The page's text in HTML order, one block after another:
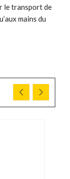
le transport de
mains du